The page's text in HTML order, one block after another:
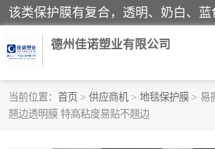
德州佳诺塑业有限公司
当前位置： 首页 > 供应商机 > 地毯保护膜 > 易
翘边透明膜 特高粘度易贴不翘边
pe保护膜